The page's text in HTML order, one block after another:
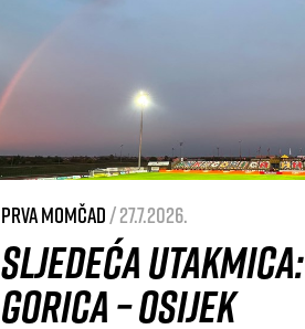
Prva momčad/ 27.7.2026.
Sljedeća utakmica:
Gorica – Osijek